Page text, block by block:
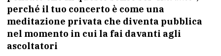
perché il tuo concerto è come una
meditazione privata che diventa pubblica
nel momento in cui la fai davanti agli
ascoltatori